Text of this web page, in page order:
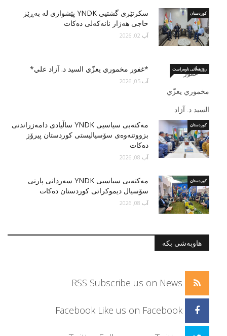
سكرتێری گشتیی YNDK پێشوازى لە بەڕێز
حاجی هەژار نانەکەلی دەکات
کوردستان
آب 02, 2026
*غفور مخموري يعزّي السید د. آزاد علي* رۆژهەڵاتی ناوەراست
آب 05, 2026
مه‌كته‌بی سیاسیی YNDK ساڵیادی دامەزراندنی
بزووتنه‌وه‌ى سۆسياليستى كوردستان پیرۆز
دەكات
کوردستان
آب 08, 2026
مه‌كته‌بی سیاسیی YNDK سه‌ردانى پارتى
سۆسيال ديموكراتى كوردستان دەكات
کوردستان
آب 08, 2026
هاوبەشی بکە
RSS Subscribe us on News
Facebook Like us on Facebook